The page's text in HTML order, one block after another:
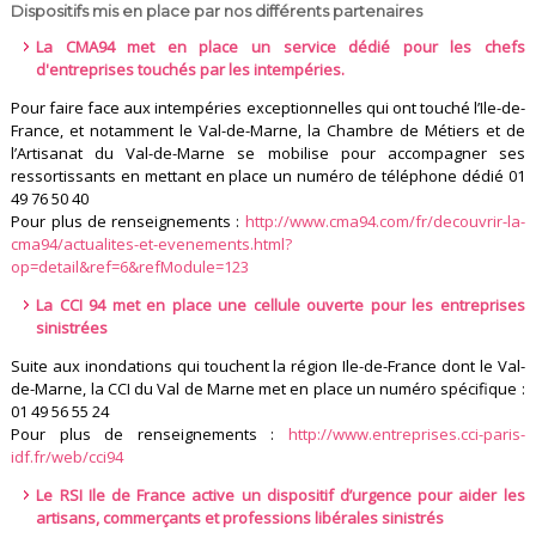
Dispositifs mis en place par nos différents partenaires
La CMA94 met en place un service dédié pour les chefs
d'entreprises touchés par les intempéries.
Pour faire face aux intempéries exceptionnelles qui ont touché l’Ile-de-
France, et notamment le Val-de-Marne, la Chambre de Métiers et de
l’Artisanat du Val-de-Marne se mobilise pour accompagner ses
ressortissants en mettant en place un numéro de téléphone dédié 01
49 76 50 40
Pour plus de renseignements : http://www.cma94.com/fr/decouvrir-la-
cma94/actualites-et-evenements.html?
op=detail&ref=6&refModule=123
La CCI 94 met en place une cellule ouverte pour les entreprises
sinistrées
Suite aux inondations qui touchent la région Ile-de-France dont le Val-
de-Marne, la CCI du Val de Marne met en place un numéro spécifique :
01 49 56 55 24
Pour plus de renseignements : http://www.entreprises.cci-paris-
idf.fr/web/cci94
Le RSI Ile de France active un dispositif d’urgence pour aider les
artisans, commerçants et professions libérales sinistrés